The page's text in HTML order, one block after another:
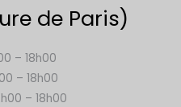
de Paris)
– 18h00
– 18h00
– 18h00